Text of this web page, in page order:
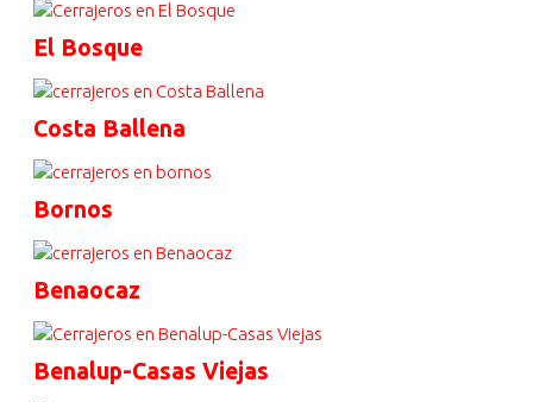
El Bosque
Costa Ballena
Bornos
Benaocaz
Benalup-Casas Viejas